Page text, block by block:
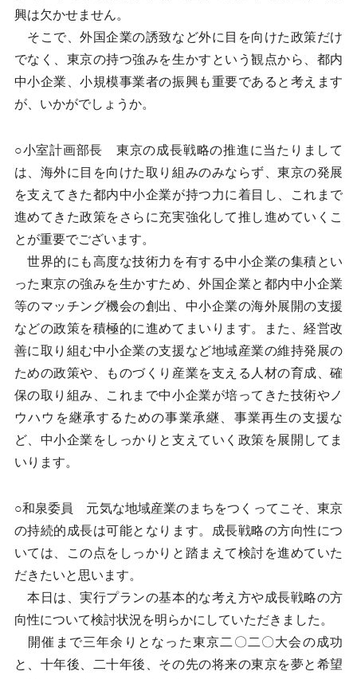
興は欠かせません。
そこで、外国企業の誘致など外に目を向けた政策だけ
でなく、東京の持つ強みを生かすという観点から、都内
中小企業、小規模事業者の振興も重要であると考えます
が、いかがでしょうか。
○小室計画部長 東京の成長戦略の推進に当たりまして
は、海外に目を向けた取り組みのみならず、東京の発展
を支えてきた都内中小企業が持つ力に着目し、これまで
進めてきた政策をさらに充実強化して推し進めていくこ
とが重要でございます。
世界的にも高度な技術力を有する中小企業の集積とい
った東京の強みを生かすため、外国企業と都内中小企業
等のマッチング機会の創出、中小企業の海外展開の支援
などの政策を積極的に進めてまいります。また、経営改
善に取り組む中小企業の支援など地域産業の維持発展の
ための政策や、ものづくり産業を支える人材の育成、確
保の取り組み、これまで中小企業が培ってきた技術やノ
ウハウを継承するための事業承継、事業再生の支援な
ど、中小企業をしっかりと支えていく政策を展開してま
いります。
○和泉委員 元気な地域産業のまちをつくってこそ、東京
の持続的成長は可能となります。成長戦略の方向性につ
いては、この点をしっかりと踏まえて検討を進めていた
だきたいと思います。
本日は、実行プランの基本的な考え方や成長戦略の方
向性について検討状況を明らかにしていただきました。
開催まで三年余りとなった東京二〇二〇大会の成功
と、十年後、二十年後、その先の将来の東京を夢と希望